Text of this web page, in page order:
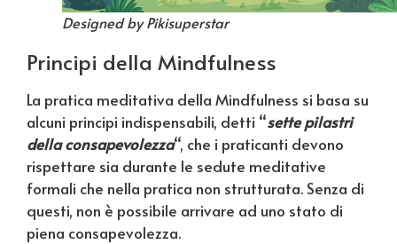
Designed by Pikisuperstar
Principi della Mindfulness
La pratica meditativa della Mindfulness si basa su
alcuni principi indispensabili, detti “sette pilastri
della consapevolezza“, che i praticanti devono
rispettare sia durante le sedute meditative
formali che nella pratica non strutturata. Senza di
questi, non è possibile arrivare ad uno stato di
piena consapevolezza.